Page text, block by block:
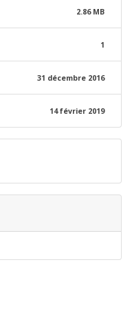
2.86 MB
1
31 décembre 2016
14 février 2019